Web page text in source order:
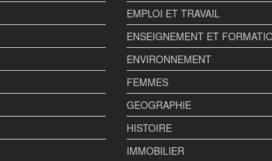
EMPLOI ET TRAVAIL
ENSEIGNEMENT ET
ENVIRONNEMENT
FEMMES
GEOGRAPHIE
HISTOIRE
IMMOBILIER